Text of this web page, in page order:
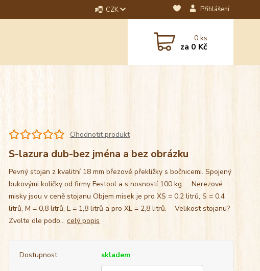
CZK Přihlášení
0ks
za 0 Kč
Ohodnotit produkt
S-lazura dub-bez jména a bez obrázku
Pevný stojan z kvalitní 18 mm březové překližky s bočnicemi. Spojený
bukovými kolíčky od firmy Festool a s nosností 100 kg. Nerezové
misky jsou v ceně stojanu Objem misek je pro XS = 0,2 litrů, S = 0,4
litrů, M = 0,8 litrů, L = 1,8 litrů a pro XL = 2,8 litrů. Velikost stojanu?
Zvolte dle podo... celý popis
Dostupnost
skladem